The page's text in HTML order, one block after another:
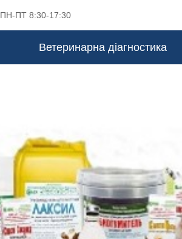
ПН-ПТ 8:30-17:30
Ветеринарна діагностика